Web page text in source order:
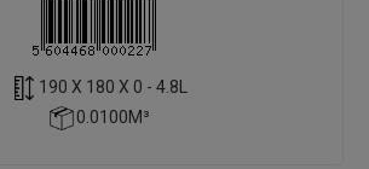
190 X 180 X 0 - 4.8L
0.0100M³